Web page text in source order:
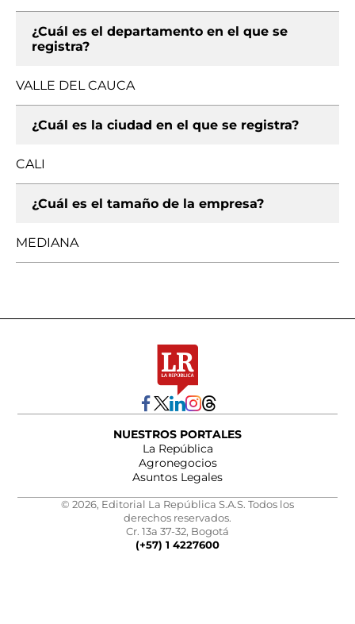
¿Cuál es el departamento en el que se
registra?
VALLE DEL CAUCA
¿Cuál es la ciudad en el que se registra?
CALI
¿Cuál es el tamaño de la empresa?
MEDIANA
NUESTROS PORTALES
La República
Agronegocios
Asuntos Legales
© 2026, Editorial La República S.A.S. Todos los
derechos reservados.
Cr. 13a 37-32, Bogotá
(+57) 1 4227600